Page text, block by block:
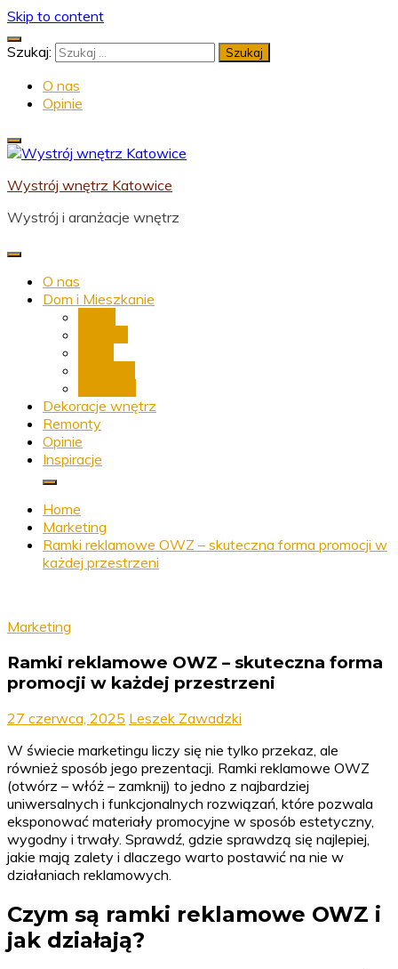
Skip to content
Szukaj:
O nas
Opinie
Wystrój wnętrz Katowice
Wystrój i aranżacje wnętrz
O nas
Dom i Mieszkanie
Dekoracje wnętrz
Remonty
Opinie
Inspiracje
Home
Marketing
Ramki reklamowe OWZ – skuteczna forma promocji w
każdej przestrzeni
Marketing
Ramki reklamowe OWZ – skuteczna forma
promocji w każdej przestrzeni
27 czerwca, 2025 Leszek Zawadzki
W świecie marketingu liczy się nie tylko przekaz, ale
również sposób jego prezentacji. Ramki reklamowe OWZ
(otwórz – włóż – zamknij) to jedno z najbardziej
uniwersalnych i funkcjonalnych rozwiązań, które pozwala
eksponować materiały promocyjne w sposób estetyczny,
wygodny i trwały. Sprawdź, gdzie sprawdzą się najlepiej,
jakie mają zalety i dlaczego warto postawić na nie w
działaniach reklamowych.
Czym są ramki reklamowe OWZ i
jak działają?